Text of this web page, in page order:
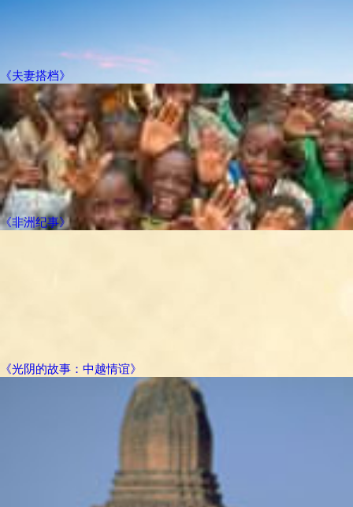
《夫妻搭档》
《非洲纪事》
《光阴的故事：中越情谊》